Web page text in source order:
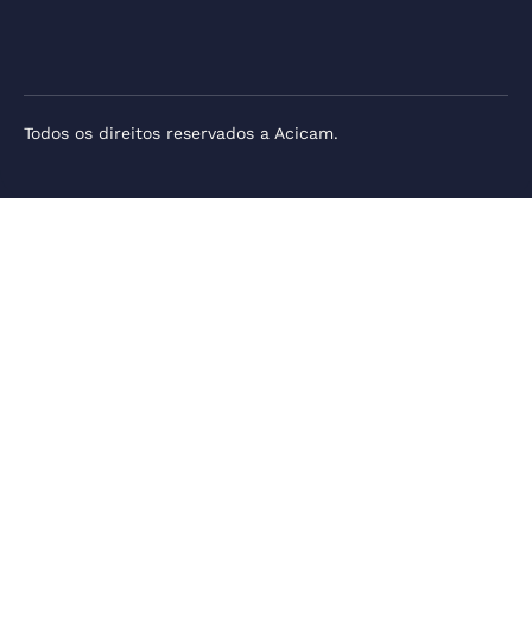
Todos os direitos reservados a Acicam.